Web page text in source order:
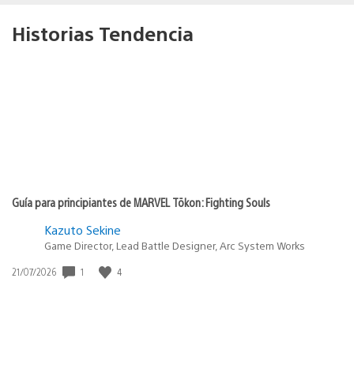
Historias Tendencia
Guía para principiantes de MARVEL Tōkon: Fighting Souls
Kazuto Sekine
Game Director, Lead Battle Designer, Arc System Works
Fecha
21/07/2026 1 4